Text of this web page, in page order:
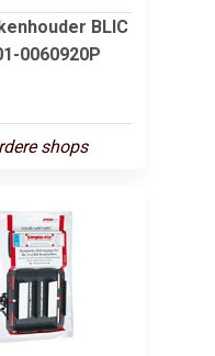
BLIC
0060920P
shops